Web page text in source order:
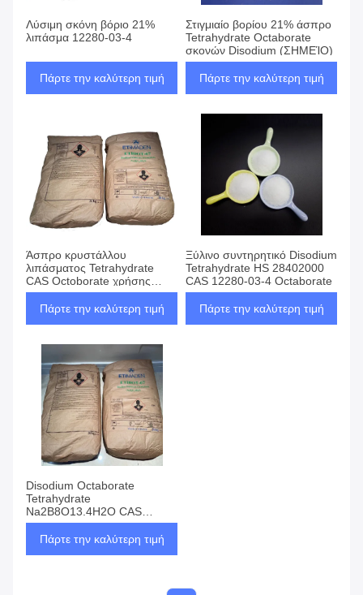
Λύσιμη σκόνη βόριο 21%
λιπάσμα 12280-03-4
Πάρτε την καλύτερη τιμή
Στιγμιαίο βορίου 21% άσπρο
Tetrahydrate Octaborate
σκονών Disodium (ΣΗΜΕΊΟ)
Πάρτε την καλύτερη τιμή
Άσπρο κρυστάλλου
λιπάσματος Tetrahydrate
CAS Octoborate χρήσης
Disodium Νο 12280-03-4
Πάρτε την καλύτερη τιμή
Ξύλινο συντηρητικό Disodium
Tetrahydrate HS 28402000
CAS 12280-03-4 Octaborate
Πάρτε την καλύτερη τιμή
Disodium Octaborate
Tetrahydrate
Na2B8O13.4H2O CAS
12280-03-4
Πάρτε την καλύτερη τιμή